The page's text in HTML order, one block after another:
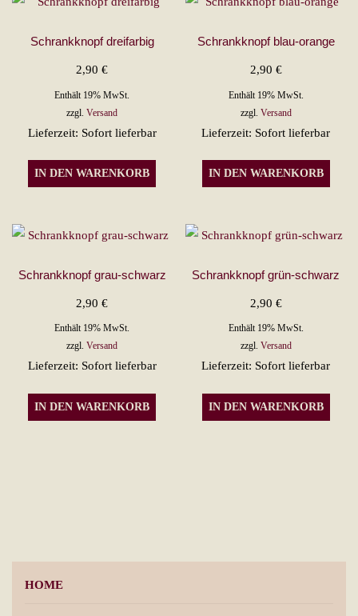
Schrankknopf dreifarbig
2,90€
Enthält 19% MwSt.
zzgl.Versand
Lieferzeit: Sofort lieferbar
IN DEN WARENKORB
Schrankknopf blau-orange
2,90 €
Enthält 19% MwSt.
zzgl. Versand
Lieferzeit: Sofort lieferbar
IN DEN WARENKORB
Schrankknopf grau-schwarz
2,90€
Enthält 19% MwSt.
zzgl.Versand
Lieferzeit: Sofort lieferbar
IN DEN WARENKORB
Schrankknopf grün-schwarz
2,90 €
Enthält 19% MwSt.
zzgl. Versand
Lieferzeit: Sofort lieferbar
IN DEN WARENKORB
HOME